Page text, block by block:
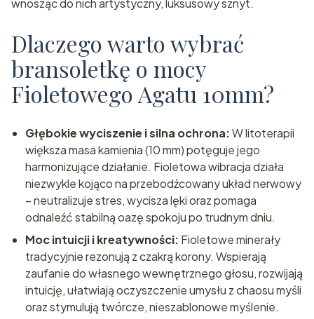
wnosząc do nich artystyczny, luksusowy sznyt.
Dlaczego warto wybrać
bransoletkę o mocy
Fioletowego Agatu 10mm?
Głębokie wyciszenie i silna ochrona:W litoterapii
większa masa kamienia (10 mm) potęguje jego
harmonizujące działanie. Fioletowa wibracja działa
niezwykle kojąco na przebodźcowany układ nerwowy
– neutralizuje stres, wycisza lęki oraz pomaga
odnaleźć stabilną oazę spokoju po trudnym dniu.
Moc intuicji i kreatywności: Fioletowe minerały
tradycyjnie rezonują z czakrą korony. Wspierają
zaufanie do własnego wewnętrznego głosu, rozwijają
intuicję, ułatwiają oczyszczenie umysłu z chaosu myśli
oraz stymulują twórcze, nieszablonowe myślenie.